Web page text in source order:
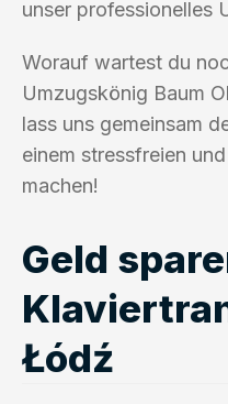
unser professionelles
Worauf wartest du
Umzugskönig Baum
lass uns gemeinsam
einem stressfreien
machen!
Geld
Łódź